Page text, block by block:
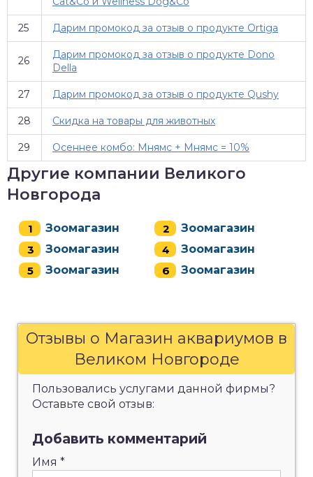
25 Дарим промокод за отзыв о продукте Ortiga
26
Дарим промокод за отзыв о продукте Dono
Della
27 Дарим промокод за отзыв о продукте Qushy
28 Скидка на товары для животных
29 Осеннее комбо: Мнямс + Мнямс = 10%
Другие компании Великого
Новгорода
Зоомагазин
Зоомагазин
Зоомагазин
Зоомагазин
Зоомагазин
Зоомагазин
Отзывы о Магазин аквариумов в
Великом Новгороде
Пользовались услугами данной фирмы?
Оставьте свой отзыв:
Добавить комментарий
Имя *